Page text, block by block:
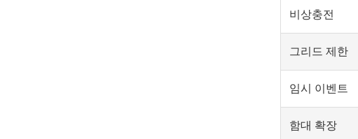
비상충전
그리드 제한
임시 이벤트
함대 확장